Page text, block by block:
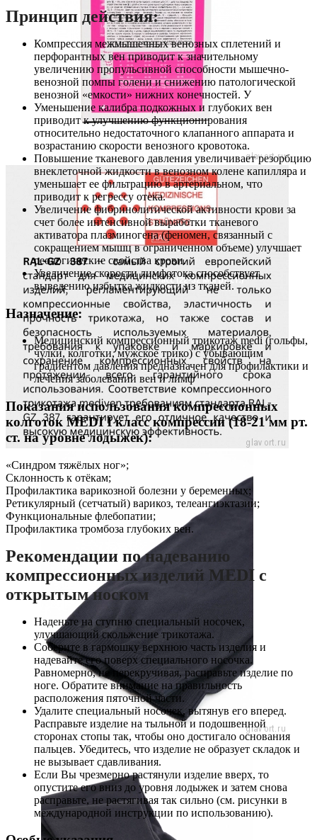
Принцип действия:
Компрессия межмышечных венозных сплетений и
перфорантных вен приводит к значительному
увеличению пропульсивной способности мышечно-
венозной помпы голени и снижению патологической
венозной «емкости» нижних конечностей. У
Уменьшение калибра подкожных и глубоких вен
приводит к улучшению функционирования
относительно недостаточного клапанного аппарата и
возрастанию скорости венозного кровотока.
Повышение тканевого давления увеличивает резорбцию
внеклеточной жидкости в венозном колене капилляра и
уменьшает ее фильтрацию в артериальном, что
приводит к регрессу отека.
Увеличение фибринолитической активности крови за
счет более интенсивной выработки тканевого
активатора плазминогена (феномен, связанный с
сокращением мышц в ограниченном объеме) улучшает
реологические свойства крови.
Увеличение скорости лимфотока способствует
выведению избытка жидкости из тканей.
Назначение:
Медицинский компрессионный трикотаж medi (гольфы,
чулки, колготки, мужское трико) с убывающим
градиентом давления предназначен для профилактики и
лечения заболеваний вен и лимф
Показания использования компрессионных
колготок MEDI I класс компрессии (18-21 мм рт.
ст. на уровне лодыжек):
«Синдром тяжёлых ног»;
Склонность к отёкам;
Профилактика варикозной болезни у беременных;
Ретикулярный (сетчатый) варикоз, телеангиэктазии;
Функциональные флебопатии;
Профилактика тромбоза глубоких вен.
Рекомендации по надеванию
компрессионных изделий MEDI с
открытым носком
Наденьте на ступню специальный носочек,
улучшающий скольжение трикотажа.
Соберите в гармошку верхнюю часть изделия и
надевайте его поверх специального носочка.
Равномерно, не перекручивая, расправьте изделие по
ноге. Обратите внимание на правильность
расположения пяточной части.
Удалите специальный носочек, вытянув его вперед.
Расправьте изделие на тыльной и подошвенной
сторонах стопы так, чтобы оно достигало основания
пальцев. Убедитесь, что изделие не образует складок и
не вызывает сдавливания.
Если Вы чрезмерно растянули изделие вверх, то
опустите его вниз до уровня лодыжек и затем снова
расправьте, не растягивая так сильно (см. рисунки в
международной инструкции по использованию).